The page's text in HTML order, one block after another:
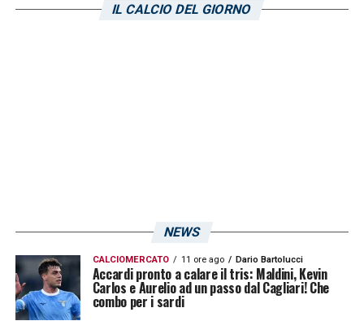
al girone d’andata. Già nella gara con il
IL CALCIO DEL GIORNO
NEWS
CALCIOMERCATO 11 ore ago Dario Bartolucci
Accardi pronto a calare il tris: Maldini, Kevin
Carlos e Aurelio ad un passo dal Cagliari! Che
combo per i sardi